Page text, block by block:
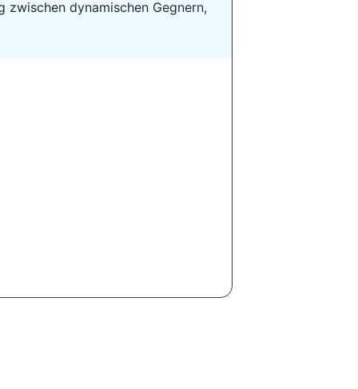
zwischen dynamischen Gegnern,